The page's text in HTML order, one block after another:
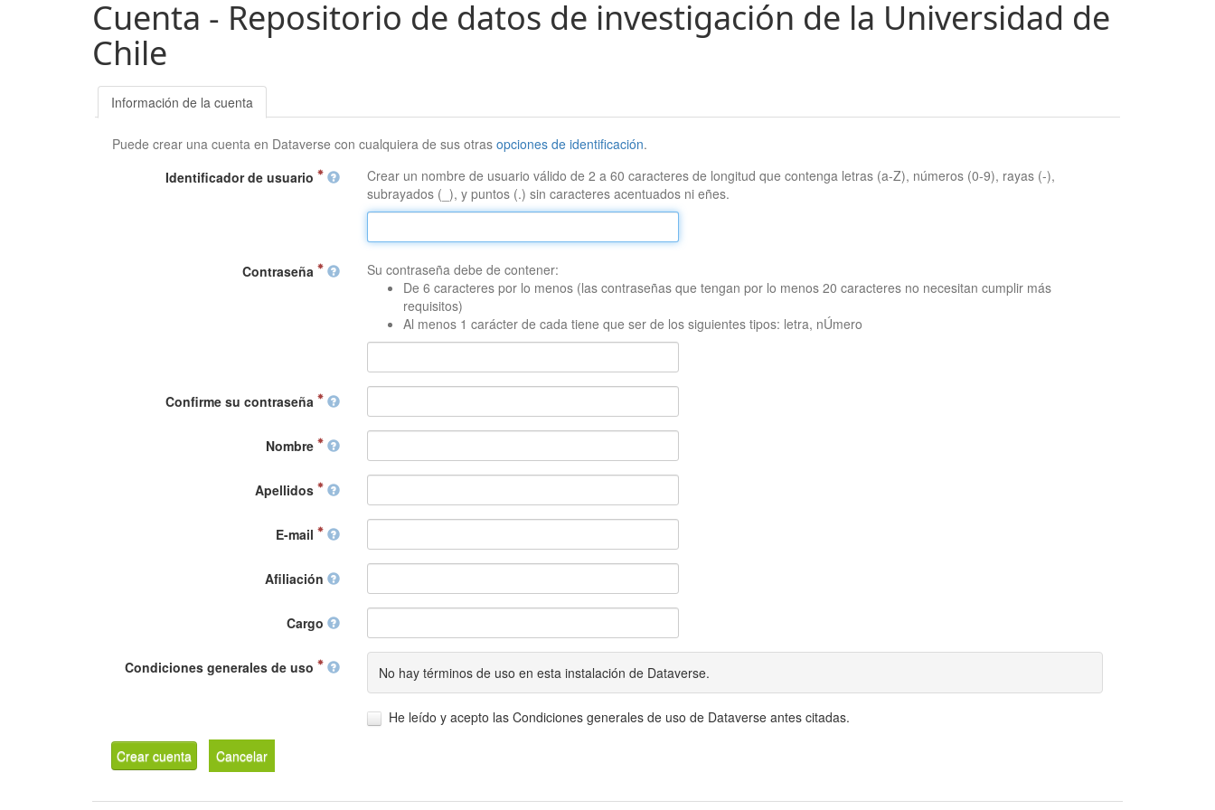
Cuenta - Repositorio de datos de investigación de la Universidad de
Chile
Información de la cuenta
Puede crear una cuenta en Dataverse con cualquiera de sus otrasopciones de identificación.
Identificador de usuario
Crear un nombre de usuario válido de 2 a 60 caracteres de longitud que contenga letras (a-Z), números (0-9), rayas (-),
subrayados (_), y puntos (.) sin caracteres acentuados ni eñes.
Contraseña
Su contraseña debe de contener:
De 6 caracteres por lo menos (las contraseñas que tengan por lo menos 20 caracteres no necesitan cumplir más
requisitos)
Al menos 1 carácter de cada tiene que ser de los siguientes tipos: letra, nÚmero
Confirme su contraseña
Nombre
Apellidos
E-mail
Afiliación
Cargo
Condiciones generales de uso No hay términos de uso en esta instalación de Dataverse.
He leído y acepto las Condiciones generales de uso de Dataverse antes citadas.
Crear cuenta Cancelar